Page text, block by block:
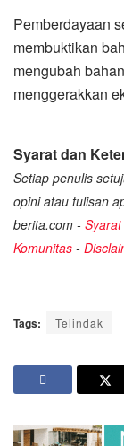
Pemberdayaan
membuktikan
mengubah
menggerakkan
Syarat dan
Setiap penulis
opini atau tulisan
berita.com -
Komunitas -
Tags: Telindak